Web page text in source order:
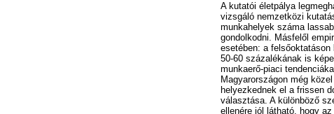
A kutatói életpálya
vizsgáló nemzetközi
munkahelyek száma
gondolkodni. Másfelől
esetében: a
50-60 százalékának is
munkaerő-piaci
Magyarországon még
helyezkednek el a frissen
választása. A különböző
ellenére jól látható, hogy